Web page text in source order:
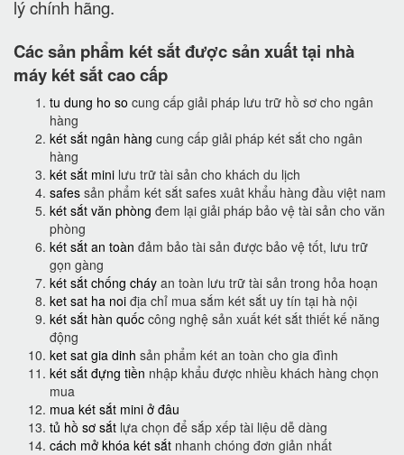
lý chính hãng.
Các sản phẩm két sắt được sản xuất tại nhà
máy két sắt cao cấp
tu dung ho so cung cấp giải pháp lưu trữ hồ sơ cho ngân
hàng
két sắt ngân hàng cung cấp giải pháp két sắt cho ngân
hàng
két sắt mini lưu trữ tài sản cho khách du lịch
safes sản phẩm két sắt safes xuât khẩu hàng đầu việt nam
két sắt văn phòng đem lại giải pháp bảo vệ tài sản cho văn
phòng
két sắt an toàn đảm bảo tài sản được bảo vệ tốt, lưu trữ
gọn gàng
két sắt chống cháy an toàn lưu trữ tài sản trong hỏa hoạn
ket sat ha noi địa chỉ mua sắm két sắt uy tín tại hà nội
két sắt hàn quốc công nghệ sản xuất két sắt thiết kế năng
động
ket sat gia dinh sản phẩm két an toàn cho gia đình
két sắt đựng tiền nhập khẩu được nhiều khách hàng chọn
mua
mua két sắt mini ở đâu
tủ hồ sơ sắt lựa chọn để sắp xếp tài liệu dễ dàng
cách mở khóa két sắt nhanh chóng đơn giản nhất